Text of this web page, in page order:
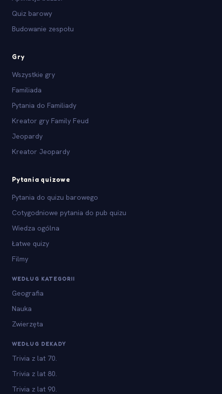
Quiz barowy
Budowanie zespołu
Gry
Wszystkie gry
Familiada
Pytania do Familiady
Kreator gry Family Feud
Jeopardy
Kreator Jeopardy
Pytania quizowe
Pytania do quizu barowego
Cotygodniowe pytania do pub quizu
Wiedza ogólna
Łatwe quizy
Filmy
WEDŁUG KATEGORII
Geografia
Nauka
Zwierzęta
WEDŁUG DEKADY
Trivia z lat 70.
Trivia z lat 80.
Trivia z lat 90.